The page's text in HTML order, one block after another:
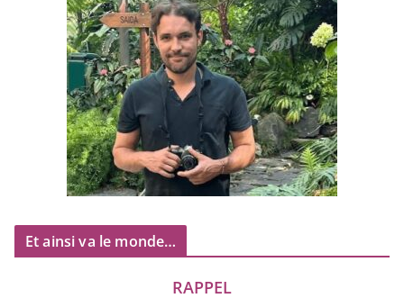
Et ainsi va le monde…
RAPPEL